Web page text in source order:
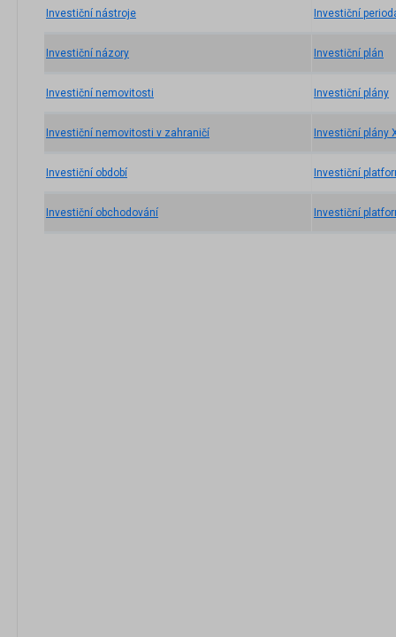
Investiční nástroje
Investiční názory
Investiční nemovitosti
Investiční nemovitosti v zahraničí
Investiční období
Investiční obchodování
Investiční
Investiční plán
Investiční plány
Investiční plány
Investiční
Investiční